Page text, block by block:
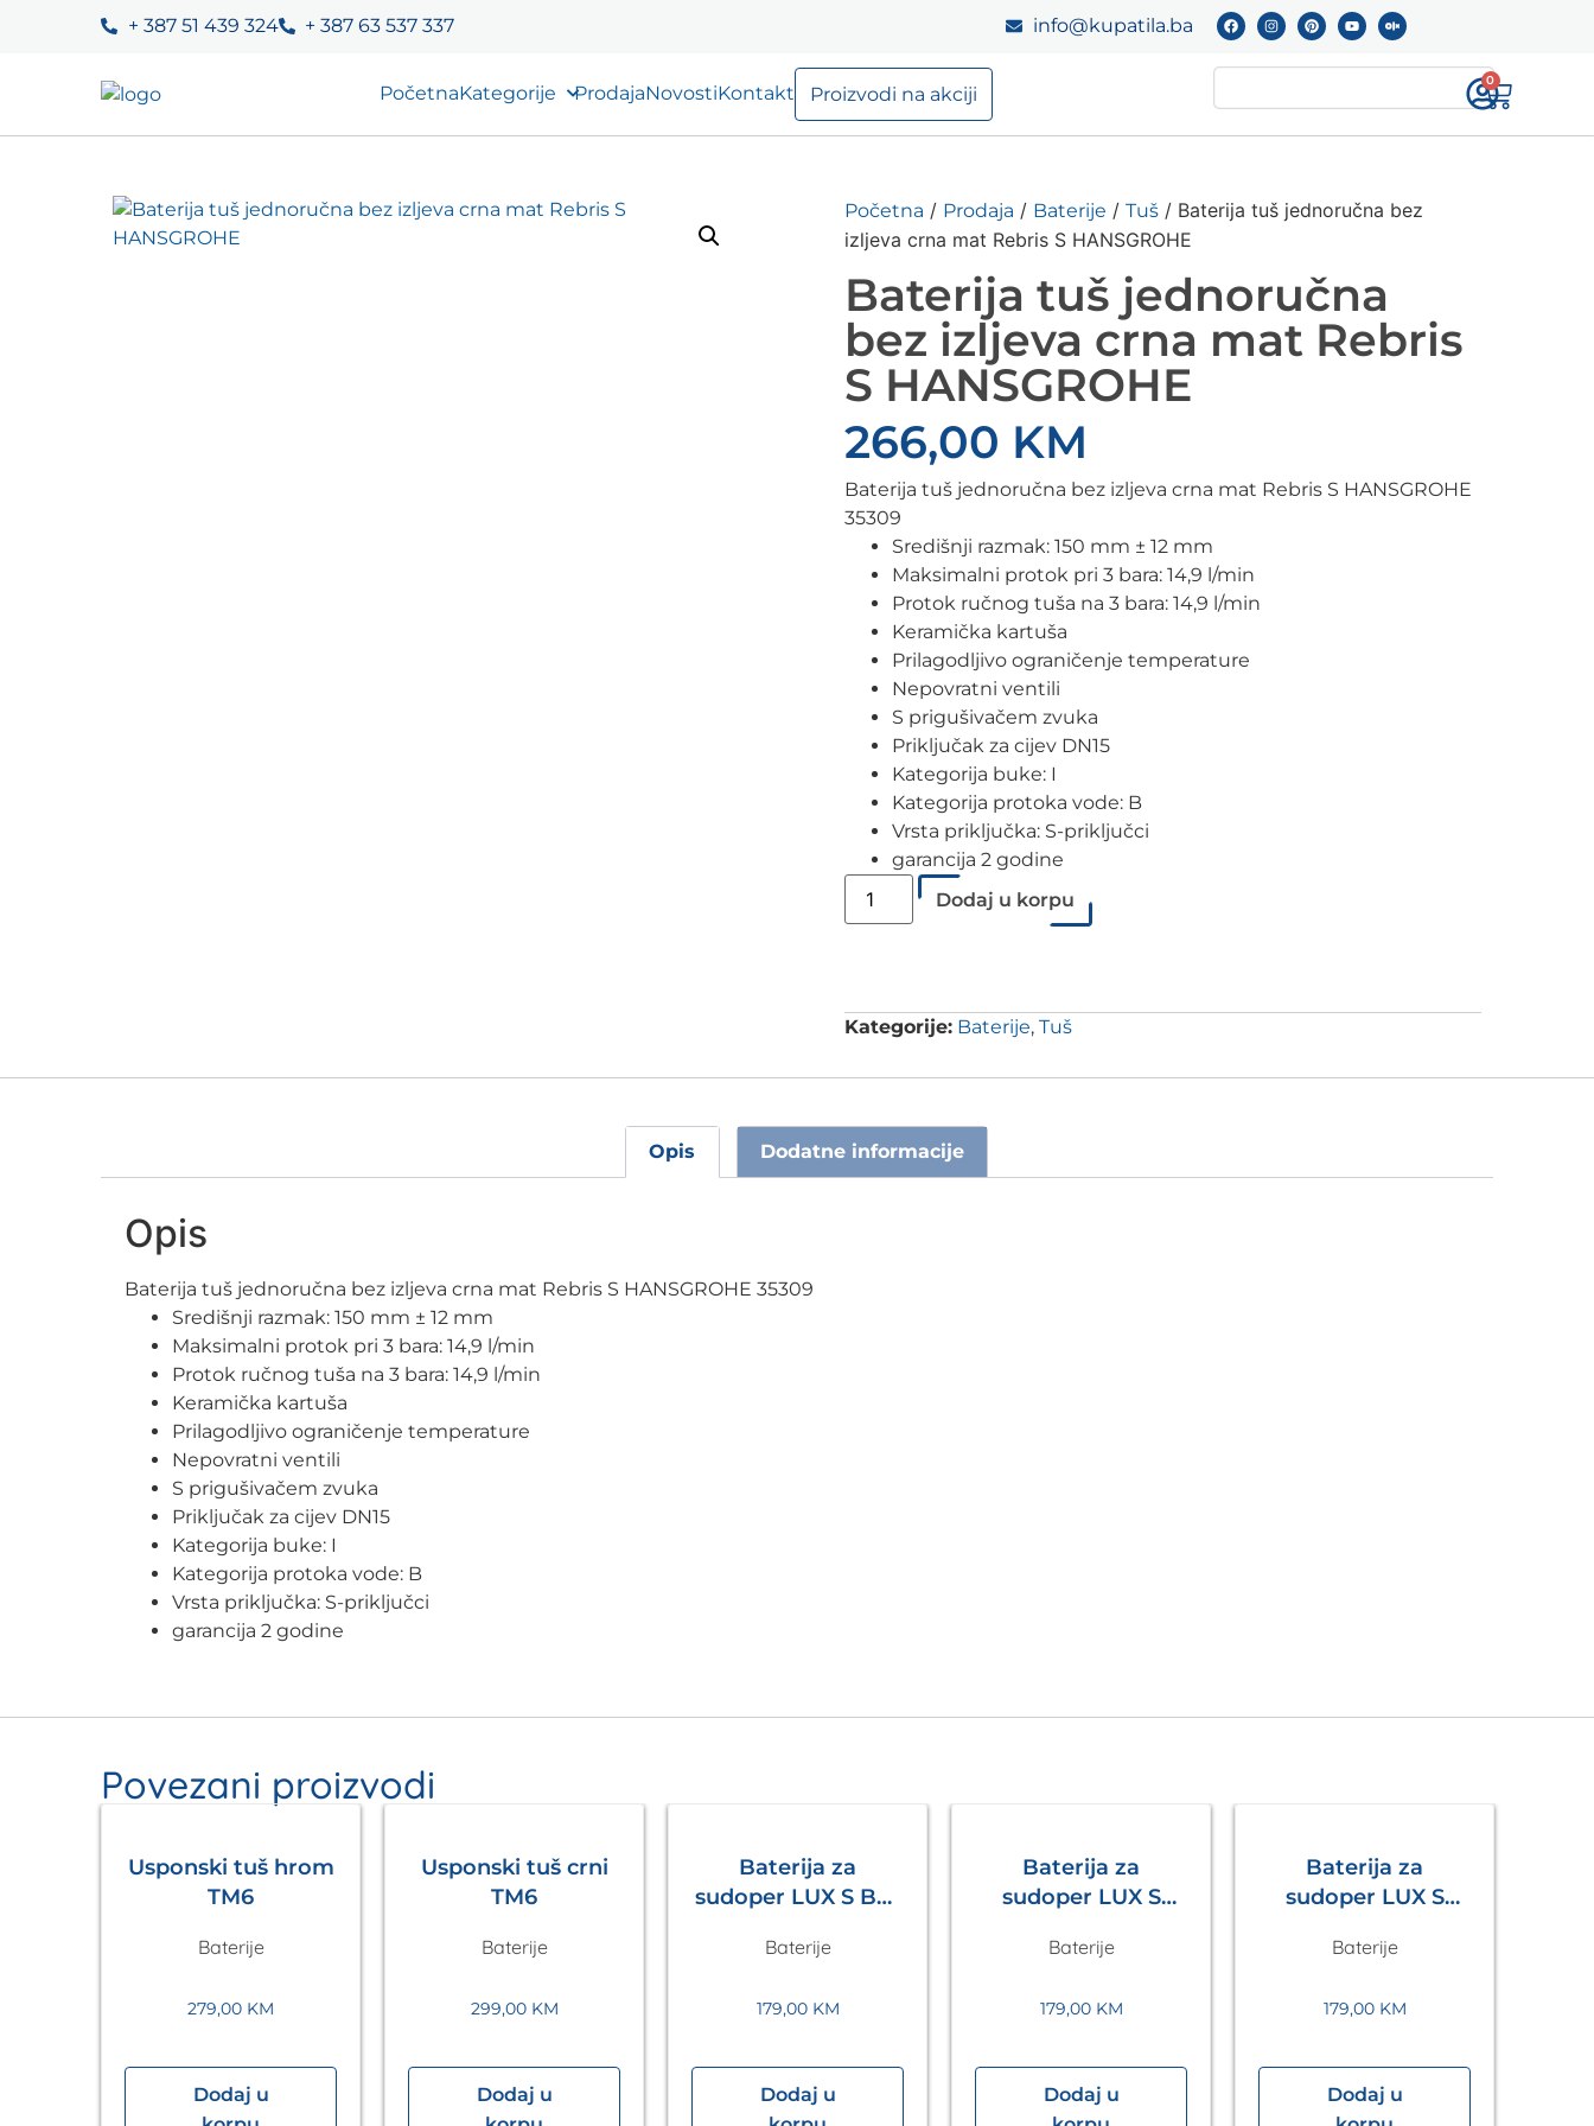
+ 387 51 439 324 + 387 63 537 337 info@kupatila.ba
PočetnaKategorije ProdajaNovostiKontakt Proizvodi na akciji
0
Početna / Prodaja / Baterije / Tuš / Baterija tuš jednoručna bez
izljeva crna mat Rebris S HANSGROHE
Baterija tuš jednoručna
bez izljeva crna mat Rebris
S HANSGROHE
266,00 KM
Baterija tuš jednoručna bez izljeva crna mat Rebris S HANSGROHE
35309
Središnji razmak: 150 mm ± 12 mm
Maksimalni protok pri 3 bara: 14,9 l/min
Protok ručnog tuša na 3 bara: 14,9 l/min
Keramička kartuša
Prilagodljivo ograničenje temperature
Nepovratni ventili
S prigušivačem zvuka
Priključak za cijev DN15
Kategorija buke: I
Kategorija protoka vode: B
Vrsta priključka: S-priključci
garancija 2 godine
Dodaj u korpu
Kategorije: Baterije, Tuš
Opis Dodatne informacije
Opis
Baterija tuš jednoručna bez izljeva crna mat Rebris S HANSGROHE 35309
Središnji razmak: 150 mm ± 12 mm
Maksimalni protok pri 3 bara: 14,9 l/min
Protok ručnog tuša na 3 bara: 14,9 l/min
Keramička kartuša
Prilagodljivo ograničenje temperature
Nepovratni ventili
S prigušivačem zvuka
Priključak za cijev DN15
Kategorija buke: I
Kategorija protoka vode: B
Vrsta priključka: S-priključci
garancija 2 godine
Povezani proizvodi
Usponski tuš hrom
TM6
Baterije
279,00 KM
Dodaj u
Usponski tuš crni
TM6
Baterije
299,00 KM
Dodaj u
Baterija za
sudoper LUX S Bež
Baterije
179,00 KM
Dodaj u
Baterija za
sudoper LUX S
Metalac
Baterije
179,00 KM
Dodaj u
Baterija za
sudoper LUX S
Baterije
179,00 KM
Dodaj u